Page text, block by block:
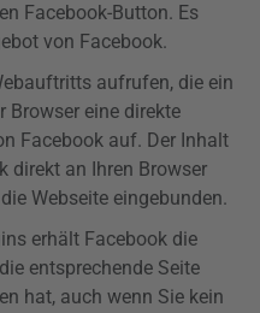
Facebook-Button. Es
von Facebook.
aufrufen, die ein
Browser eine direkte
Facebook auf. Der Inhalt
direkt an Ihren Browser
Webseite eingebunden.
erhält Facebook die
entsprechende Seite
hat, auch wenn Sie kein